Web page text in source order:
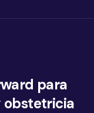
para
obstetricia